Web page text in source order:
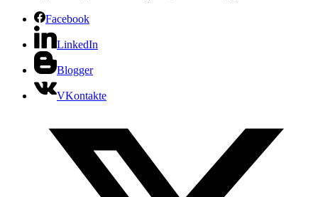
Facebook
LinkedIn
Blogger
VKontakte